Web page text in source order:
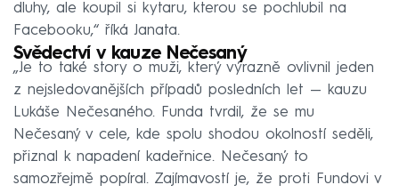
dluhy, ale koupil si kytaru, kterou se pochlubil na
Facebooku,“ říká Janata.
Svědectví v kauze Nečesaný
„Je to také story o muži, který výrazně ovlivnil jeden
z nejsledovanějších případů posledních let — kauzu
Lukáše Nečesaného. Funda tvrdil, že se mu
Nečesaný v cele, kde spolu shodou okolností seděli,
přiznal k napadení kadeřnice. Nečesaný to
samozřejmě popíral. Zajímavostí je, že proti Fundovi v